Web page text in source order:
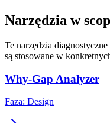
Narzędzia w
Te narzędzia
są stosowane w
Why-Gap Analyzer
Faza: Design